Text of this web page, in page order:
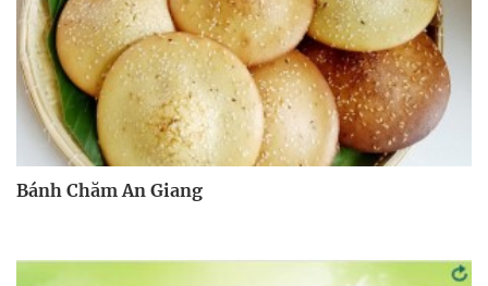
Bánh Chăm An Giang